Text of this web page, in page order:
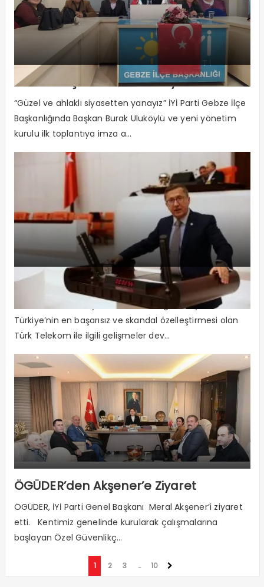
“Meral Akşener’in Yolundayız”
“Güzel ve ahlaklı siyasetten yanayız” İYİ Parti Gebze İlçe
Başkanlığında Başkan Burak Uluköylü ve yeni yönetim
kurulu ilk toplantıya imza a...
“Türk Telekom’un Akıbeti Ne Olacak”
Türk Telekom’u Soyanlar Neden Yargılanmıyor?
Türkiye’nin en başarısız ve skandal özelleştirmesi olan
Türk Telekom ile ilgili gelişmeler dev...
ÖGÜDER’den Akşener’e Ziyaret
ÖGÜDER, İYİ Parti Genel Başkanı Meral Akşener’i ziyaret
etti. Kentimiz genelinde kurularak çalışmalarına
başlayan Özel Güvenlikç...
1 2 3 … 10